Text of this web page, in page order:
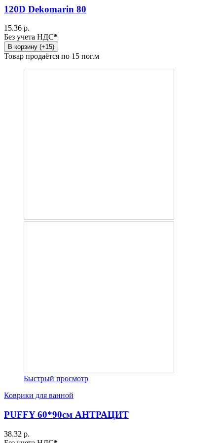
120D Dekomarin 80
15.36 р.
Без учета НДС*
В корзину (+15)
Товар продаётся по 15 пог.м
Быстрый просмотр
Коврики для ванной
PUFFY 60*90см АНТРАЦИТ
38.32 р.